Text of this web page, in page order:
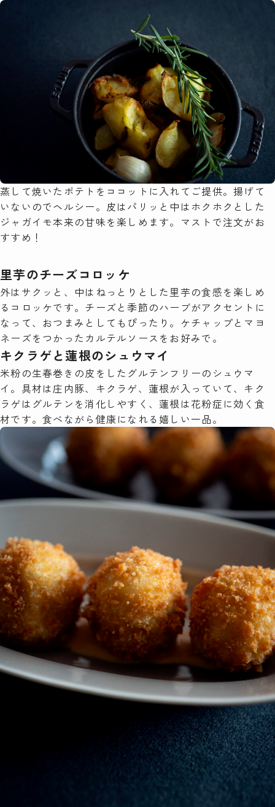
蒸して焼いたポテトをココットに入れてご提供。揚げて
いないのでヘルシー。皮はパリッと中はホクホクとした
ジャガイモ本来の甘味を楽しめます。マストで注文がお
すすめ！
里芋のチーズコロッケ
外はサクッと、中はねっとりとした里芋の食感を楽しめ
るコロッケです。チーズと季節のハーブがアクセントに
なって、おつまみとしてもぴったり。ケチャップとマヨ
ネーズをつかったカルテルソースをお好みで。
キクラゲと蓮根のシュウマイ
米粉の生春巻きの皮をしたグルテンフリーのシュウマ
イ。具材は庄内豚、キクラゲ、蓮根が入っていて、キク
ラゲはグルテンを消化しやすく、蓮根は花粉症に効く食
材です。食べながら健康になれる嬉しい一品。